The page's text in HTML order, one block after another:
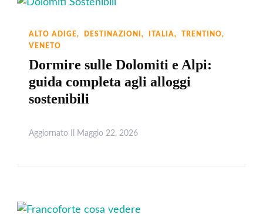
ALTO ADIGE DESTINAZIONI ITALIA
TRENTINO
VENETO
Dormire sulle Dolomiti e Alpi:
guida completa agli alloggi
sostenibili
Aggiornato Il Maggio 22, 2026